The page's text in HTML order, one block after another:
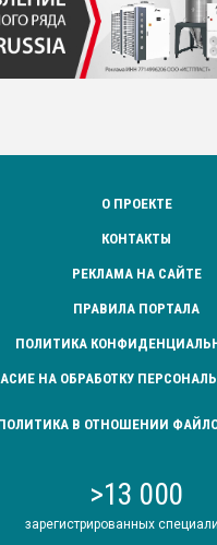
О ПРОЕКТЕ
КОНТАКТЫ
РЕКЛАМА НА САЙТЕ
ПРАВИЛА ПОРТАЛА
ПОЛИТИКА
НА ОБРАБОТКУ
В ОТНОШЕНИИ ФАЙЛОВ
>13 000
зарегистрированных